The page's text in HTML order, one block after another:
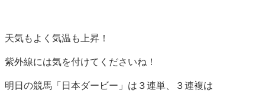
天気もよく気温も上昇！
紫外線には気を付けてくださいね！
明日の競馬「日本ダービー」は３連単、３連複は